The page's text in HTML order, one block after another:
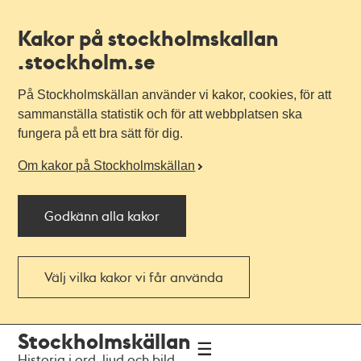
Kakor på stockholmskallan
.stockholm.se
På Stockholmskällan använder vi kakor, cookies, för att
sammanställa statistik och för att webbplatsen ska
fungera på ett bra sätt för dig.
Om kakor på Stockholmskällan
Godkänn alla kakor
Välj vilka kakor vi får använda
navigationen
huvudinnehållet
Stockholmskällan